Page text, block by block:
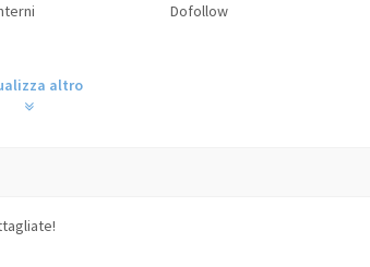
Dofollow
altro